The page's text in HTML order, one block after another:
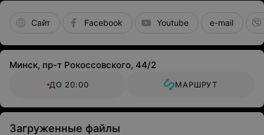
Сайт Facebook Youtube e-mail
Минск, пр-т Рокоссовского, 44/2
ДО 20:00 МАРШРУТ
Загруженные файлы